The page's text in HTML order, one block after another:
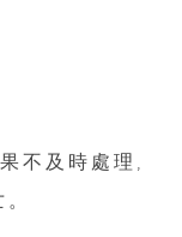
不及時處理,
。